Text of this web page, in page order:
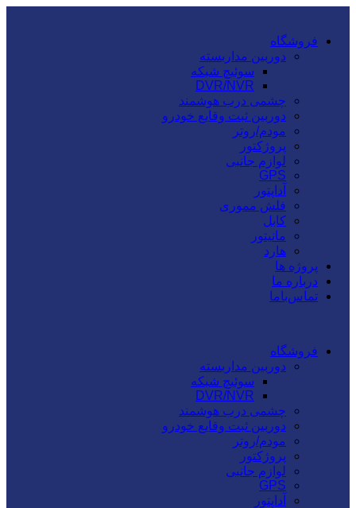
فروشگاه
دوربین مداربسته
سوئیچ شبکه
DVR/NVR
چشمی درب هوشمند
دوربین ثبت وقایع خودرو
مودم/روتر
پروژکتور
لوازم جانبی
GPS
آداپتور
فلش مموری
کابل
مانیتور
هارد
پروژه ها
درباره ما
تماس‌باما
فروشگاه
دوربین مداربسته
سوئیچ شبکه
DVR/NVR
چشمی درب هوشمند
دوربین ثبت وقایع خودرو
مودم/روتر
پروژکتور
لوازم جانبی
GPS
آداپتور